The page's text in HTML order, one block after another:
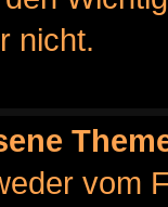
nicht.
vom